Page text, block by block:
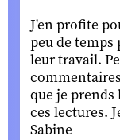
J'en profite
peu de temps
leur travail.
que je
ces lectures.
Sabine